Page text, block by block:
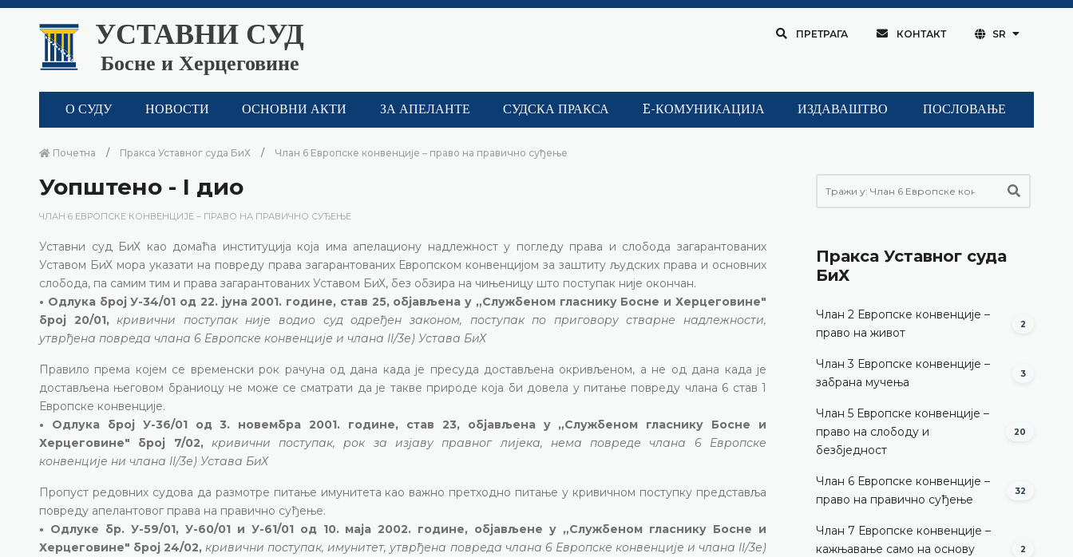
УСТАВНИ СУД
Босне и Херцеговине
ПРЕТРАГА КОНТАКТ SR
О СУДУ НОВОСТИ ОСНОВНИ АКТИ ЗА АПЕЛАНТЕ СУДСКА ПРАКСА E-КОМУНИКАЦИЈА ИЗДАВАШТВО ПОСЛОВАЊЕ
Почетна Пракса Уставног суда БиХ Члан 6 Европске конвенције – право на правично суђење
Уопштено - I дио
ЧЛАН 6 ЕВРОПСКЕ КОНВЕНЦИЈЕ – ПРАВО НА ПРАВИЧНО СУЂЕЊЕ
Уставни суд БиХ као домаћа институција која има апелациону надлежност у погледу права и слобода загарантованих
Уставом БиХ мора указати на повреду права загарантованих Европском конвенцијом за заштиту људских права и основних
слобода, па самим тим и права загарантованих Уставом БиХ, без обзира на чињеницу што поступак није окончан.
• Одлука број У-34/01 од 22. јуна 2001. године, став 25, објављена у „Службеном гласнику Босне и Херцеговине"
број 20/01, кривични поступак није водио суд одређен законом, поступак по приговору стварне надлежности,
утврђена повреда члана 6 Европске конвенције и члана II/3е) Устава БиХ
Правило према којем се временски рок рачуна од дана када је пресуда достављена окривљеном, а не од дана када је
достављена његовом браниоцу не може се сматрати да је такве природе која би довела у питање повреду члана 6 став 1
Европске конвенције.
• Одлука број У-36/01 од 3. новембра 2001. године, став 23, објављена у „Службеном гласнику Босне и
Херцеговине" број 7/02, кривични поступак, рок за изјаву правног лијека, нема повреде члана 6 Европске
конвенције ни члана II/3е) Устава БиХ
Пропуст редовних судова да размотре питање имунитета као важно претходно питање у кривичном поступку представља
повреду апелантовог права на правично суђење.
• Одлуке бр. У-59/01, У-60/01 и У-61/01 од 10. маја 2002. године, објављене у „Службеном гласнику Босне и
Херцеговине" број 24/02, кривични поступак, имунитет, утврђена повреда члана 6 Европске конвенције и члана II/3е)
Пракса Уставног суда
БиХ
Члан 2 Европске конвенције –
право на живот
2
Члан 3 Европске конвенције –
забрана мучења
3
Члан 5 Европске конвенције –
право на слободу и
безбједност
20
Члан 6 Европске конвенције –
право на правично суђење
32
Члан 7 Европске конвенције –
кажњавање само на основу
2